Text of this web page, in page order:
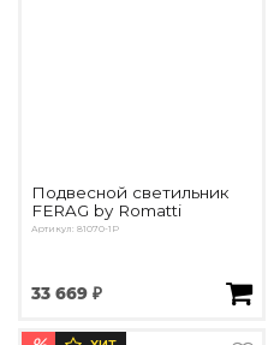
Подвесной светильник
FERAG by Romatti
Артикул: 81070-1P
33 669 ₽